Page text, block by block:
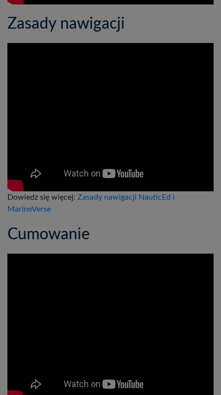
Zasady nawigacji
Dowiedz się więcej: Zasady nawigacji NauticEd i
MarineVerse
Cumowanie